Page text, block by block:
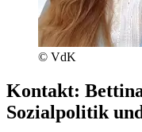
© VdK
Kontakt:
Sozialpolitik